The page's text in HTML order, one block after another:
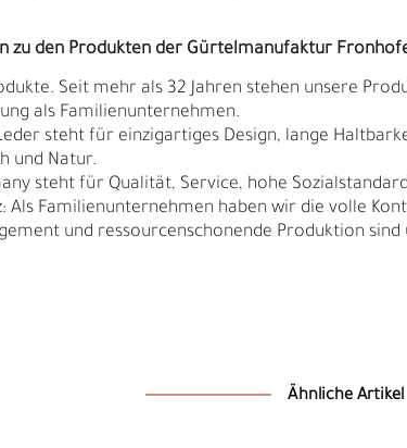
N
zu den Produkten der Gürtelmanufaktur
Seit mehr als 32 Jahren stehen unsere
als Familienunternehmen.
steht für einzigartiges Design, lange
und Natur.
steht für Qualität, Service, hohe
Als Familienunternehmen haben wir die volle
und ressourcenschonende Produktion sind
Ähnliche Artikel